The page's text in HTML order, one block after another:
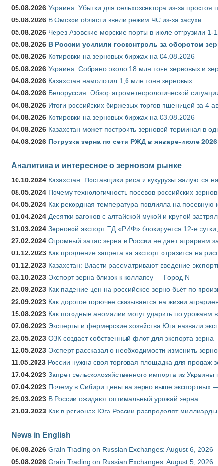
05.08.2026 Украина: Убытки для сельхозсектора из-за простоя
05.08.2026 В Омской области ввели режим ЧС из-за засухи
05.08.2026 Через Азовские морские порты в июле отгрузили
05.08.2026 В России усилили госконтроль за оборотом
05.08.2026 Котировки на зерновых биржах на 04.08.2026
05.08.2026 Украина: Собрано около 18 млн тонн зерновых и
04.08.2026 Казахстан намолотил 1,6 млн тонн зерновых
04.08.2026 Белоруссия: Обзор агрометеорологической
04.08.2026 Итоги российских биржевых торгов пшеницей за 4
04.08.2026 Котировки на зерновых биржах на 03.08.2026
04.08.2026 Казахстан может построить зерновой терминал в
04.08.2026 Погрузка зерна по сети РЖД в январе-июле
Аналитика и интересное о зерновом рынке
10.10.2024 Казахстан: Поставщики риса и кукурузы жалуются
08.05.2024 Почему технологичность посевов российских
04.05.2024 Как рекордная температура повлияла на
01.04.2024 Десятки вагонов с алтайской мукой и крупой
31.03.2024 Зерновой экспорт ТД «РИФ» блокируется 12-е
27.02.2024 Огромный запас зерна в России не дает аграриям
01.12.2023 Как продление запрета на экспорт отразится на
01.12.2023 Казахстан: Власти рассматривают введение
03.10.2023 Экспорт зерна близок к коллапсу — Город N
25.09.2023 Как падение цен на российское зерно бьёт по
22.09.2023 Как дорогое горючее сказывается на жизни аграриев
15.08.2023 Как погодные аномалии могут ударить по урожаям
07.06.2023 Эксперты и фермерские хозяйства Юга назвали
23.05.2023 ОЗК создаст собственный флот для экспорта зерна
12.05.2023 Эксперт рассказал о необходимости изменить
11.05.2023 России нужна своя торговая площадка для продаж
17.04.2023 Запрет сельскохозяйственного импорта из
07.04.2023 Почему в Сибири цены на зерно выше экспортных
29.03.2023 В России ожидают оптимальный урожай зерна
21.03.2023 Как в регионах Юга России распределят
News in English
06.08.2026 Grain Trading on Russian Exchanges: August 6, 2026
05.08.2026 Grain Trading on Russian Exchanges: August 5, 2026